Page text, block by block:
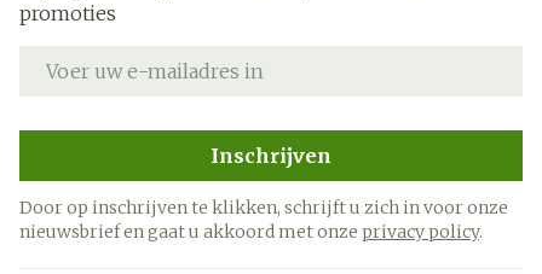
promoties
Inschrijven
Door op inschrijven te klikken, schrijft u zich in voor onze
nieuwsbrief en gaat u akkoord met onze privacy policy.